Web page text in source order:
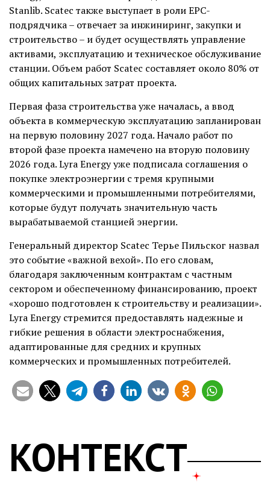
Stanlib. Scatec также выступает в роли EPC-
подрядчика – отвечает за инжиниринг, закупки и
строительство – и будет осуществлять управление
активами, эксплуатацию и техническое обслуживание
станции. Объем работ Scatec составляет около 80% от
общих капитальных затрат проекта.
Первая фаза строительства уже началась, а ввод
объекта в коммерческую эксплуатацию запланирован
на первую половину 2027 года. Начало работ по
второй фазе проекта намечено на вторую половину
2026 года. Lyra Energy уже подписала соглашения о
покупке электроэнергии с тремя крупными
коммерческими и промышленными потребителями,
которые будут получать значительную часть
вырабатываемой станцией энергии.
Генеральный директор Scatec Терье Пильског назвал
это событие «важной вехой». По его словам,
благодаря заключенным контрактам с частным
сектором и обеспеченному финансированию, проект
«хорошо подготовлен к строительству и реализации».
Lyra Energy стремится предоставлять надежные и
гибкие решения в области электроснабжения,
адаптированные для средних и крупных
коммерческих и промышленных потребителей.
КОНТЕКСТ